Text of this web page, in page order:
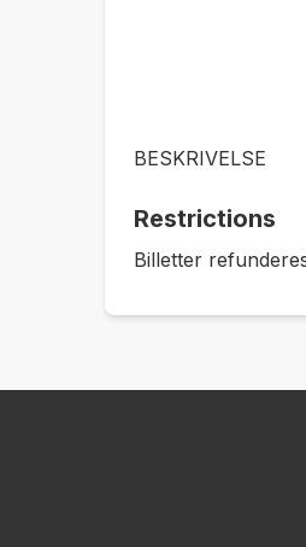
BESKRIVELSE
Restrictions
Billetter